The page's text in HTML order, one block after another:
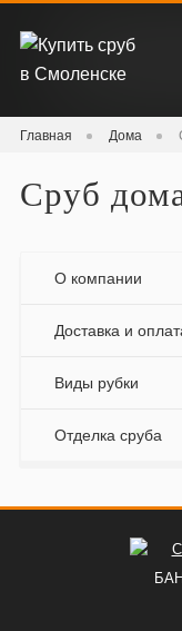
Главная Дома
Сруб
О компании
Доставка и
Виды рубки
Отделка сруба